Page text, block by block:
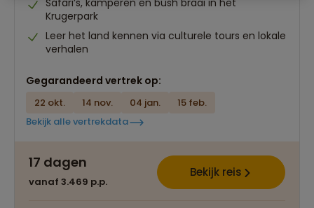
Safari’s, kamperen en bush braai in het
Krugerpark
Leer het land kennen via culturele tours en lokale
verhalen
Gegarandeerd vertrek op:
22 okt. 14 nov. 04 jan.
15 feb.
Bekijk alle vertrekdata
17 dagen
vanaf 3.469 p.p.
Bekijk reis